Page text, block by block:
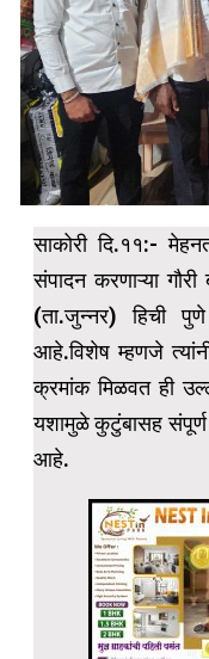
साकोरी दि.११:-
संपादन करणाऱ्या
(ता.जुन्नर) हिची
आहे.विशेष म्हणजे
क्रमांक मिळवत ही
यशामुळे कुटुंबासह संपूर्ण
आहे.